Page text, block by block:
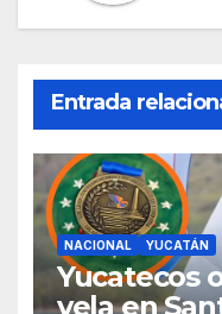
Entrada
NACIONAL YUCATÁN
Yucatecos
vela en